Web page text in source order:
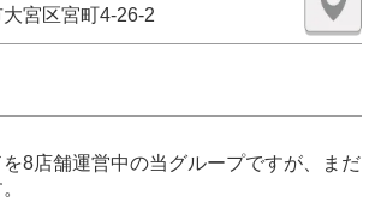
皆さんプライベートも充実されていま
「想像していたよりも働きやすい！」と
ほとんどなんですよ♪
32万円からのスタートです！）
による）
宮区宮町4-26-2
8店舗運営中の当グループですが、まだ